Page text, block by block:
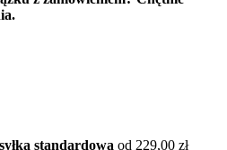
standardowa od 229,00 zł